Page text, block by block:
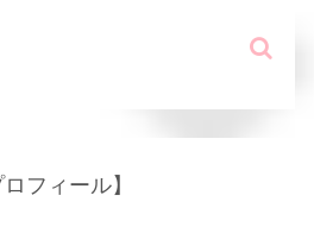
ロフィール】